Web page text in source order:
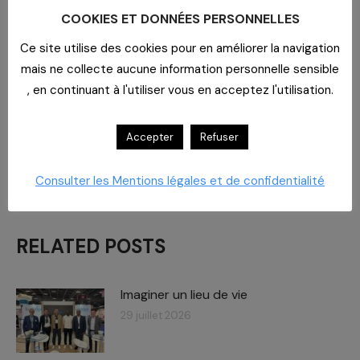
Une maternité et un partenaire présenteront leurs
écoresponsable. Un partage d’expérience à ne pas
manquer. Le point règlementaire sera aussi proposé à
cette occasion.
Pensez à vous inscrire :
https://events.teams.microsoft.com/event/951557db-
4f1c-b8f4-ac9feb4a69e
RELATED POSTS
Imaginer un lieu de vie
29 juillet 2026
COOKIES ET DONNÉES PERSONNELLES
Ce site utilise des cookies pour en améliorer la navigation
mais ne collecte aucune information personnelle sensible
, en continuant à l'utiliser vous en acceptez l'utilisation.
Accepter Refuser
Consulter les Mentions légales et de confidentialité